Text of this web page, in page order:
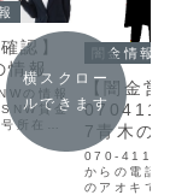
認】
情報
の情報
貸金
所在地
区茅場
場町サ
闇金情報
【闇金営
7青木の
【迷惑電
070-
からの電話
のアオキで
横スクロー
ルできます